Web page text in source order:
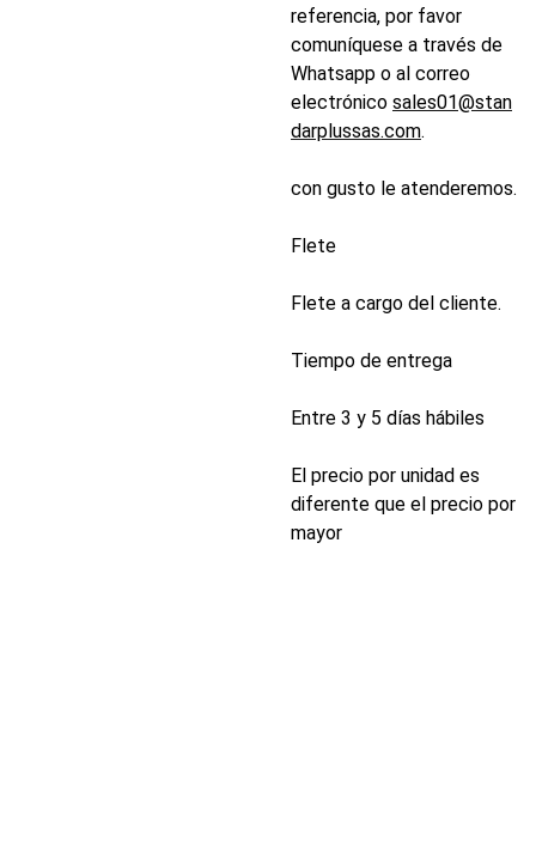
referencia, por favor
comuníquese a través de
Whatsapp o al correo
electrónico sales01@stan
darplussas.com.
con gusto le atenderemos.
Flete
Flete a cargo del cliente.
Tiempo de entrega
Entre 3 y 5 días hábiles
El precio por unidad es
diferente que el precio por
mayor